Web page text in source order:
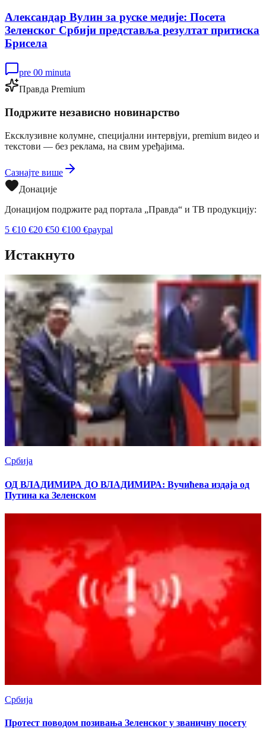
Александар Вулин за руске медије: Посета
Зеленског Србији представља резултат притиска
Брисела
pre 00 minuta
Правда Premium
Подржите независно новинарство
Ексклузивне колумне, специјални интервјуи, premium видео и
текстови — без реклама, на свим уређајима.
Сазнајте више
Донације
Донацијом подржите рад портала „Правда“ и ТВ продукцију:
5 €10 €20 €50 €100 €paypal
Истакнуто
Србија
ОД ВЛАДИМИРА ДО ВЛАДИМИРА: Вучићева издаја од
Путина ка Зеленском
Србија
Протест поводом позивања Зеленског у званичну посету